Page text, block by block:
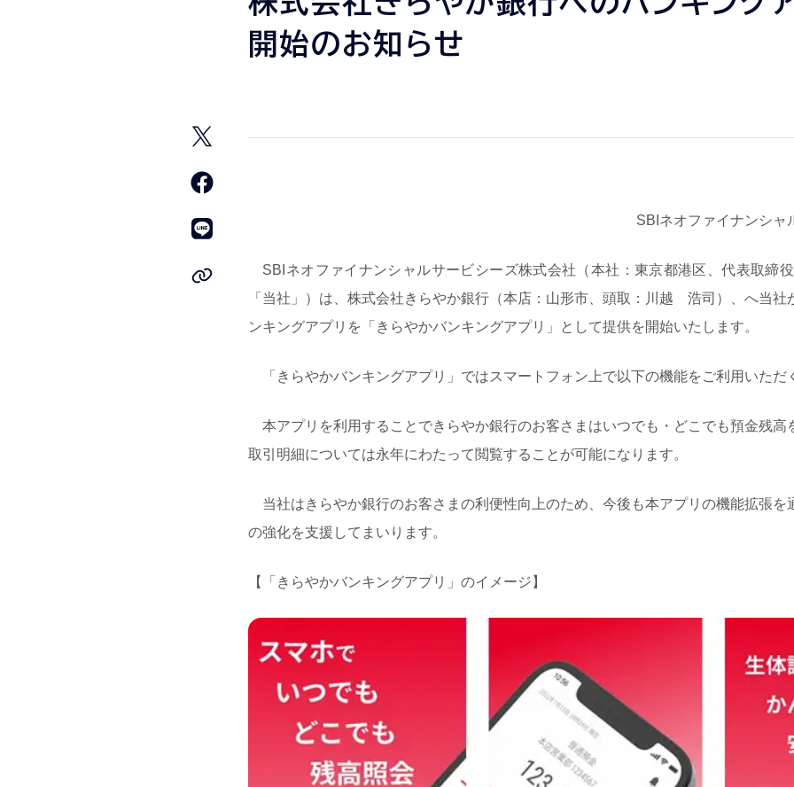
開始のお知らせ
SBIネオファイナンシャ
SBIネオファイナンシャルサービシーズ株式会社（本社：東京都港区、代表取締
「当社」）は、株式会社きらやか銀行（本店：山形市、頭取：川越 浩司）、へ当社
ンキングアプリを「きらやかバンキングアプリ」として提供を開始いたします。
「きらやかバンキングアプリ」ではスマートフォン上で以下の機能をご利用いただ
本アプリを利用することできらやか銀行のお客さまはいつでも・どこでも預金残高
取引明細については永年にわたって閲覧することが可能になります。
当社はきらやか銀行のお客さまの利便性向上のため、今後も本アプリの機能拡張を
の強化を支援してまいります。
【「きらやかバンキングアプリ」のイメージ】